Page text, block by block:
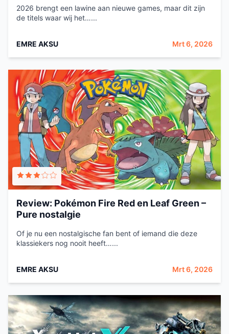
2026 brengt een lawine aan nieuwe games, maar dit zijn
de titels waar wij het…...
EMRE AKSU Mrt 6, 2026
Review: Pokémon Fire Red en Leaf Green –
Pure nostalgie
Of je nu een nostalgische fan bent of iemand die deze
klassiekers nog nooit heeft…...
EMRE AKSU Mrt 6, 2026